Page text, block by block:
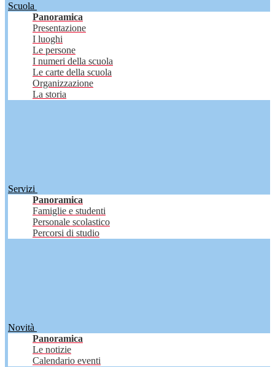
Scuola
Panoramica
Presentazione
I luoghi
Le persone
I numeri della scuola
Le carte della scuola
Organizzazione
La storia
Servizi
Panoramica
Famiglie e studenti
Personale scolastico
Percorsi di studio
Novità
Panoramica
Le notizie
Calendario eventi